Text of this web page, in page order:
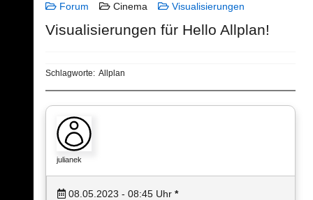
Forum Cinema Visualisierungen
Visualisierungen für Hello Allplan!
Schlagworte: Allplan
julianek
08.05.2023 - 08:45 Uhr *